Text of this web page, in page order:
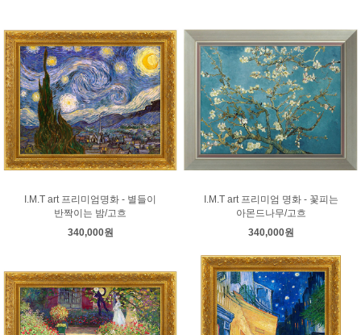
I.M.T art 프리미엄명화 - 별들이
반짝이는 밤/고흐
340,000원
I.M.T art 프리미엄 명화 - 꽃피는
아몬드나무/고흐
340,000원